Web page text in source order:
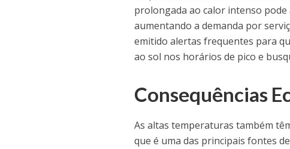
prolongada ao calor intenso
aumentando a demanda por
emitido alertas frequentes para
ao sol nos horários de pico e
Consequências
As altas temperaturas também
que é uma das principais fontes